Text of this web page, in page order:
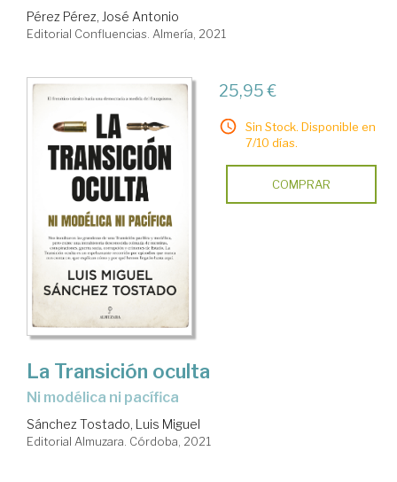
Pérez Pérez, José Antonio
Editorial Confluencias. Almería, 2021
25,95 €
Sin Stock. Disponible en
7/10 días.
COMPRAR
La Transición oculta
ni modélica ni pacífica
Sánchez Tostado, Luis Miguel
Editorial Almuzara. Córdoba, 2021